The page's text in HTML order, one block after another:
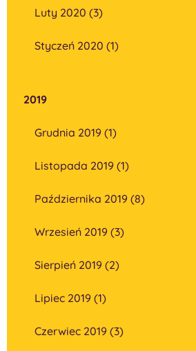
Luty 2020 (3)
Styczeń 2020 (1)
2019
Grudnia 2019 (1)
Listopada 2019 (1)
Października 2019 (8)
Wrzesień 2019 (3)
Sierpień 2019 (2)
Lipiec 2019 (1)
Czerwiec 2019 (3)